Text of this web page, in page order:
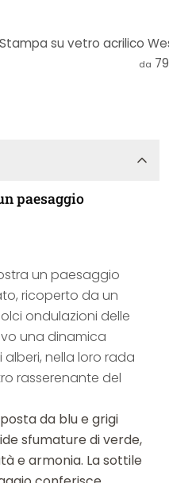
Stampa su vetro acrilico
da
paesaggio
un paesaggio
ricoperto da un
ondulazioni delle
una dinamica
nella loro rada
rasserenante del
da blu e grigi
sfumature di verde,
e armonia. La sottile